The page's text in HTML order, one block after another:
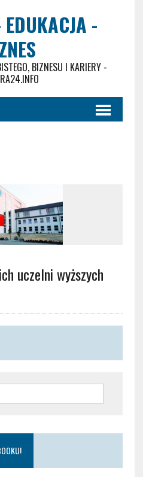
-
BIZNESU I KARIERY -
uczelni wyższych